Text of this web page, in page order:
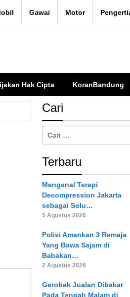
Gawai Motor
Hak Cipta KoranBandung
Cari
Terbaru
Mengenal Terapi
Decompression Jakarta
sebagai Solu…
5 Agustus 2026
Polisi Amankan 3 Remaja
Yang Bawa Sajam di
Babakan…
2 Agustus 2026
Gerobak Jualan Dibakar
Pada Tengah Malam di